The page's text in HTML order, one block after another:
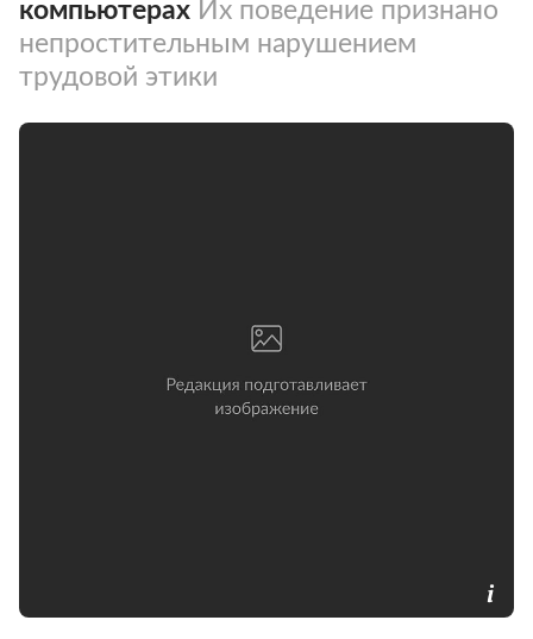
компьютерах Их поведение признано
непростительным нарушением
трудовой этики